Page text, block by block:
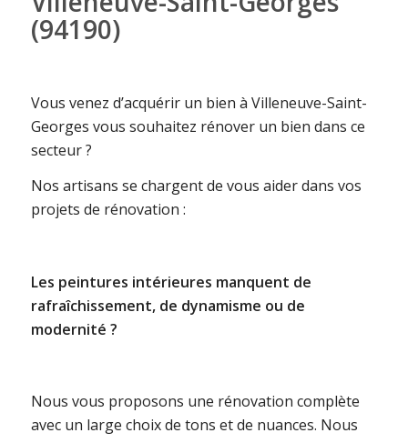
(94190)
Vous venez d’acquérir un bien à Villeneuve-Saint-
Georges vous souhaitez rénover un bien dans ce
secteur ?
Nos artisans se chargent de vous aider dans vos
projets de rénovation :
Les peintures intérieures manquent de
rafraîchissement, de dynamisme ou de
modernité ?
Nous vous proposons une rénovation complète
avec un large choix de tons et de nuances. Nous